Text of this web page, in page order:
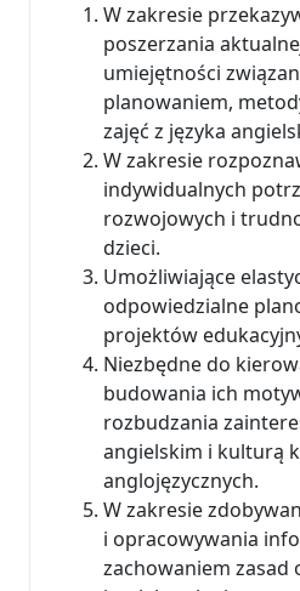
W zakresie
poszerzania
umiejętności
planowaniem,
zajęć z języka
W zakresie
indywidualnych
rozwojowych i
dzieci.
Umożliwiające
odpowiedzialne
projektów
Niezbędne do
budowania ich
rozbudzania
angielskim i kulturą
anglojęzycznych.
W zakresie
i opracowywania
zachowaniem zasad